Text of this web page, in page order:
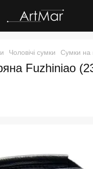
Чоловічі сумки Сумки на
Fuzhiniao